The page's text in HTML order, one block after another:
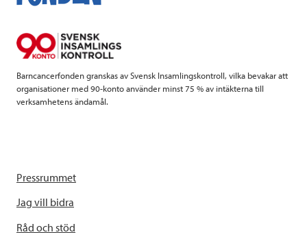
k
Barncancerfonden granskas av Svensk Insamlingskontroll, vilka bevakar att
organisationer med 90-konto använder minst 75 % av intäkterna till
verksamhetens ändamål.
Pressrummet
Jag vill bidra
Råd och stöd